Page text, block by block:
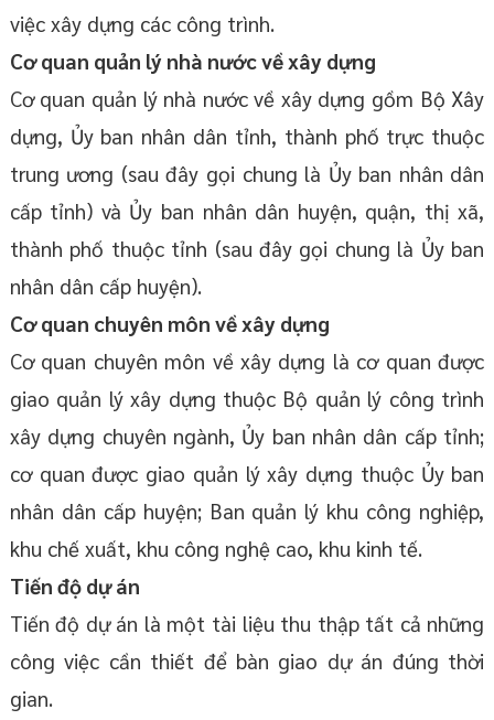
việc xây dựng các công trình.
Cơ quan quản lý nhà nước về xây dựng
Cơ quan quản lý nhà nước về xây dựng gồm Bộ Xây
dựng, Ủy ban nhân dân tỉnh, thành phố trực thuộc
trung ương (sau đây gọi chung là Ủy ban nhân dân
cấp tỉnh) và Ủy ban nhân dân huyện, quận, thị xã,
thành phố thuộc tỉnh (sau đây gọi chung là Ủy ban
nhân dân cấp huyện).
Cơ quan chuyên môn về xây dựng
Cơ quan chuyên môn về xây dựng là cơ quan được
giao quản lý xây dựng thuộc Bộ quản lý công trình
xây dựng chuyên ngành, Ủy ban nhân dân cấp tỉnh;
cơ quan được giao quản lý xây dựng thuộc Ủy ban
nhân dân cấp huyện; Ban quản lý khu công nghiệp,
khu chế xuất, khu công nghệ cao, khu kinh tế.
Tiến độ dự án
Tiến độ dự án là một tài liệu thu thập tất cả những
công việc cần thiết để bàn giao dự án đúng thời
gian.